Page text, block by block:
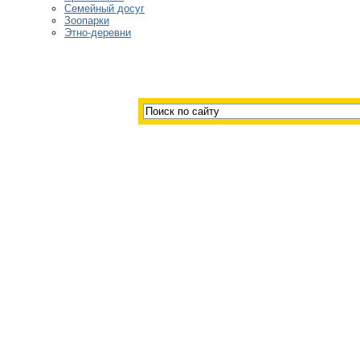
Семейный досуг
Зоопарки
Этно-деревни